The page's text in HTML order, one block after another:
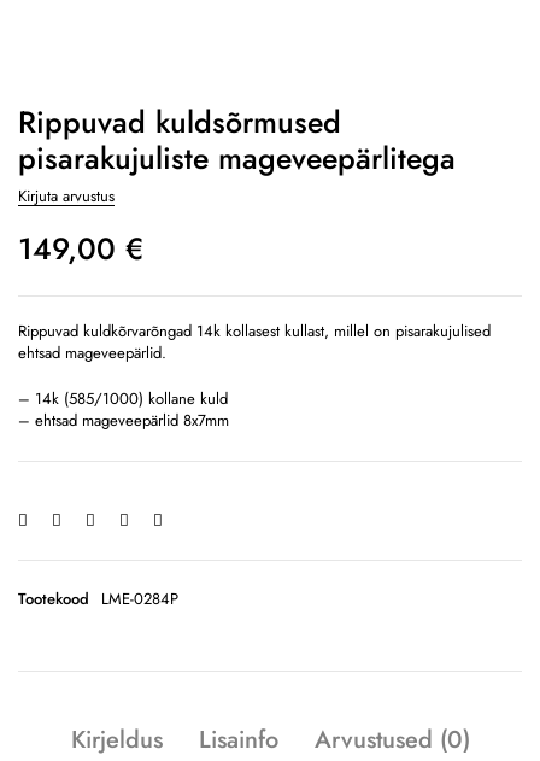
Rippuvad kuldsõrmused
pisarakujuliste mageveepärlitega
Kirjuta arvustus
149,00 €
Rippuvad kuldkõrvarõngad 14k kollasest kullast, millel on pisarakujulised
ehtsad mageveepärlid.
– 14k (585/1000) kollane kuld
– ehtsad mageveepärlid 8x7mm
Tootekood LME-0284P
Kirjeldus Lisainfo Arvustused (0)